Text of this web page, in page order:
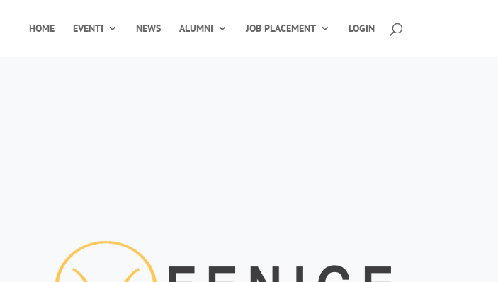
HOME EVENTI NEWS ALUMNI JOB PLACEMENT LOGIN